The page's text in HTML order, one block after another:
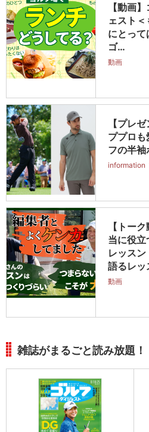
【動画
ェスト
にとっ
ゴ…
動画
【プレ
ププロ
フの半袖
information
【トー
当に役立
レッス
語るレ
動画
雑誌がまるごと読み放題！